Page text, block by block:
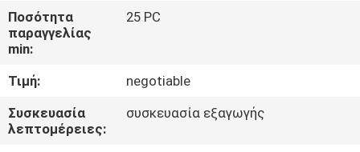
ΠΟΙΟΤΙΚΌΣ
ΈΛΕΓΧΟΣ
ΕΠΑΦΉ
Ποσότητα
παραγγελίας
min:
25 PC
Τιμή:
negotiable
Συσκευασία
λεπτομέρειες:
συσκευασία εξαγωγής